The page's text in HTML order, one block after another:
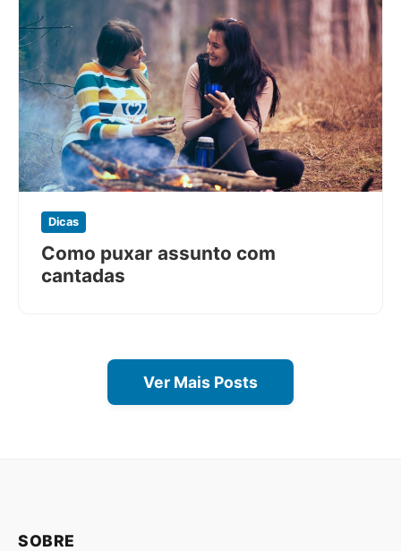
Dicas
Como puxar assunto com
cantadas
Ver Mais Posts
SOBRE